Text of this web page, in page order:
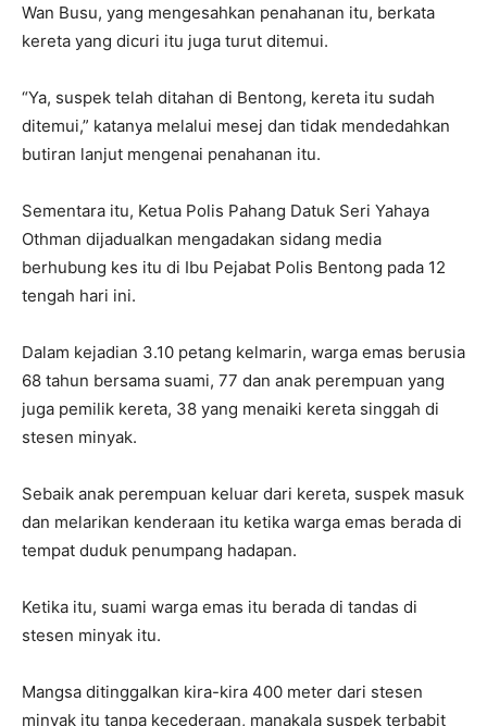
Wan Busu, yang mengesahkan penahanan itu, berkata
kereta yang dicuri itu juga turut ditemui.
“Ya, suspek telah ditahan di Bentong, kereta itu sudah
ditemui,” katanya melalui mesej dan tidak mendedahkan
butiran lanjut mengenai penahanan itu.
Sementara itu, Ketua Polis Pahang Datuk Seri Yahaya
Othman dijadualkan mengadakan sidang media
berhubung kes itu di Ibu Pejabat Polis Bentong pada 12
tengah hari ini.
Dalam kejadian 3.10 petang kelmarin, warga emas berusia
68 tahun bersama suami, 77 dan anak perempuan yang
juga pemilik kereta, 38 yang menaiki kereta singgah di
stesen minyak.
Sebaik anak perempuan keluar dari kereta, suspek masuk
dan melarikan kenderaan itu ketika warga emas berada di
tempat duduk penumpang hadapan.
Ketika itu, suami warga emas itu berada di tandas di
stesen minyak itu.
Mangsa ditinggalkan kira-kira 400 meter dari stesen
minyak itu tanpa kecederaan, manakala suspek terbabit